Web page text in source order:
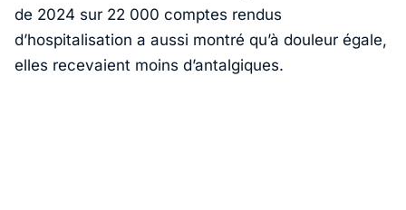
de 2024 sur 22 000 comptes rendus
d’hospitalisation a aussi montré qu’à douleur égale,
elles recevaient moins d’antalgiques.